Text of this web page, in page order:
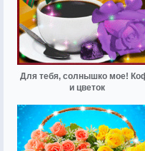
Для тебя, солнышко мое!
и цветок